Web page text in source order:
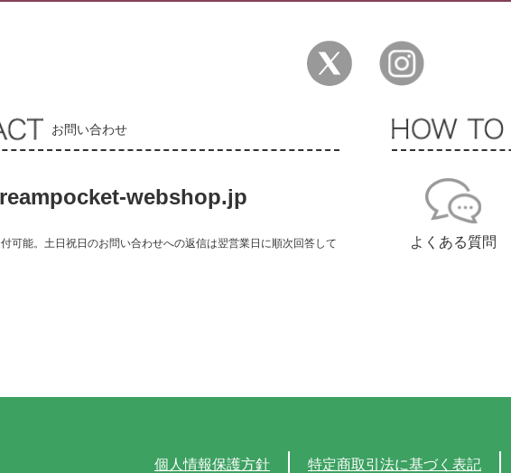
お問い合わせ
webshop.jp
可能。土日祝日のお問い合わせへの返信は翌営業日に順次回答して
よくある質問
個人情報保護方針 特定商取引法に基づく表記